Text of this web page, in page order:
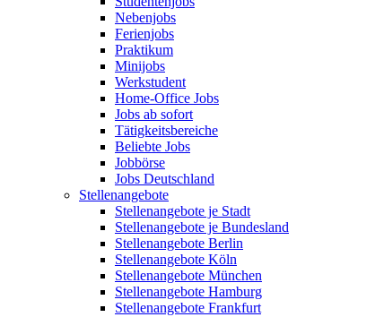
Nebenjobs
Ferienjobs
Praktikum
Minijobs
Werkstudent
Home-Office Jobs
Jobs ab sofort
Tätigkeitsbereiche
Beliebte Jobs
Jobbörse
Jobs Deutschland
Stellenangebote
Stellenangebote je Stadt
Stellenangebote je Bundesland
Stellenangebote Berlin
Stellenangebote Köln
Stellenangebote München
Stellenangebote Hamburg
Stellenangebote Frankfurt